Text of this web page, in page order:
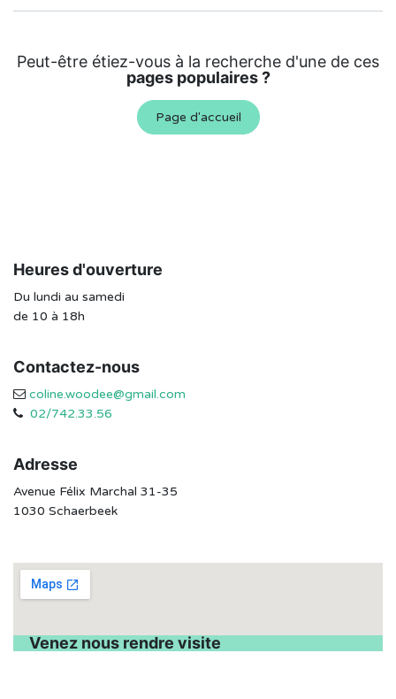
Peut-être étiez-vous à la recherche d'une de ces
pages populaires ?
Page d'accueil
Heures d'ouverture
Du lundi au samedi
de 10 à 18h
Contactez-nous
coline.woodee@gmail.com
02/742.33.56
Adresse
Avenue Félix Marchal 31-35
1030 Schaerbeek
Venez nous rendre visite